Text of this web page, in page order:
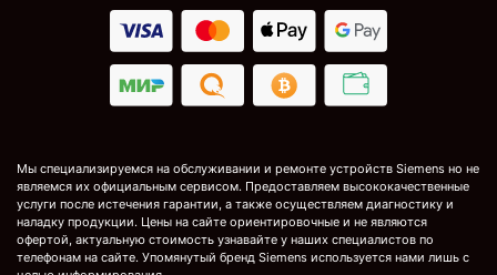
Мы специализируемся на обслуживании и ремонте устройств Siemens но не
являемся их официальным сервисом. Предоставляем высококачественные
услуги после истечения гарантии, а также осуществляем диагностику и
наладку продукции. Цены на сайте ориентировочные и не являются
офертой, актуальную стоимость узнавайте у наших специалистов по
телефонам на сайте. Упомянутый бренд Siemens используется нами лишь с